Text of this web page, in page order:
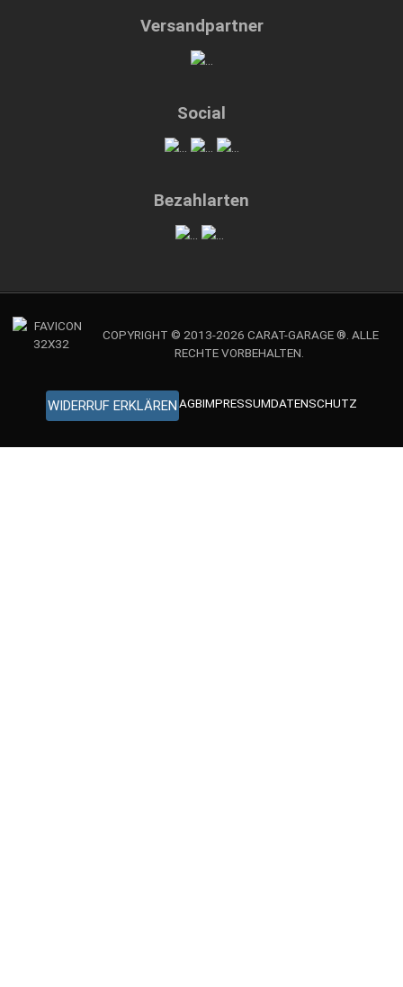
Versandpartner
Social
Bezahlarten
COPYRIGHT © 2013-2026 CARAT-GARAGE ®. ALLE
RECHTE VORBEHALTEN.
WIDERRUF ERKLÄRENAGBIMPRESSUMDATENSCHUTZ